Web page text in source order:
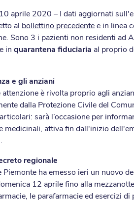
aprile 2020 – I dati aggiornati
al bollettino precedentee in linea
Sono 3 i pazienti non residenti ad
in quarantena fiduciaria al proprio
e gli anziani
attenzione è rivolta proprio agli
dalla Protezione Civile del
sarà l’occasione per
medicinali, attiva fin dall'inizio
regionale
Piemonte ha emesso ieri un nuovo
12 aprile fino alla
le parafarmacie ed esercizi